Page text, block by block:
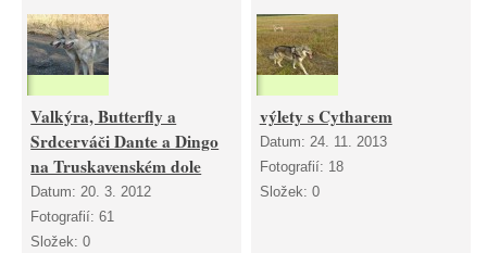
Valkýra, Butterfly a
Srdcerváči Dante a Dingo
na Truskavenském dole
Datum:20. 3. 2012
Fotografií:61
Složek:0
výlety s Cytharem
Datum: 24. 11. 2013
Fotografií: 18
Složek: 0